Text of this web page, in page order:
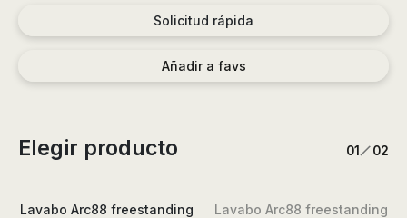
Solicitud rápida
Añadir a favs
Elegir producto 1/ 2
Lavabo Arc88 freestanding Lavabo Arc88 freestanding